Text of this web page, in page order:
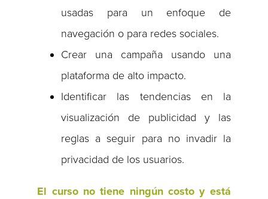
usadas para un enfoque de
navegación o para redes sociales.
Crear una campaña usando una
plataforma de alto impacto.
Identificar las tendencias en la
visualización de publicidad y las
reglas a seguir para no invadir la
privacidad de los usuarios.
El curso no tiene ningún costo y está